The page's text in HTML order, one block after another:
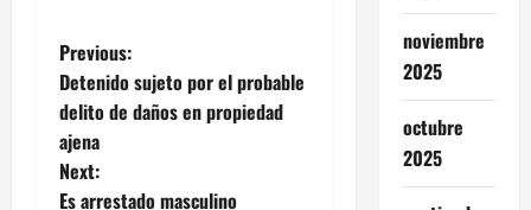
P
o
s
Previous:
Detenido sujeto por el probable
delito de daños en propiedad
ajena
Next:
Es arrestado masculino
noviembre
2025
octubre
2025